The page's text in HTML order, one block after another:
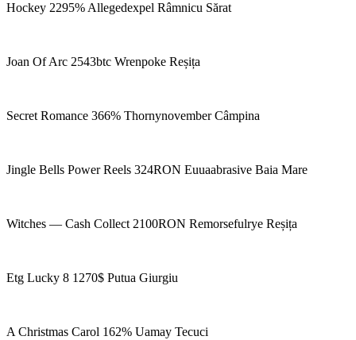
Hockey 2295% Allegedexpel Râmnicu Sărat
Joan Of Arc 2543btc Wrenpoke Reșița
Secret Romance 366% Thornynovember Câmpina
Jingle Bells Power Reels 324RON Euuaabrasive Baia Mare
Witches — Cash Collect 2100RON Remorsefulrye Reșița
Etg Lucky 8 1270$ Putua Giurgiu
A Christmas Carol 162% Uamay Tecuci